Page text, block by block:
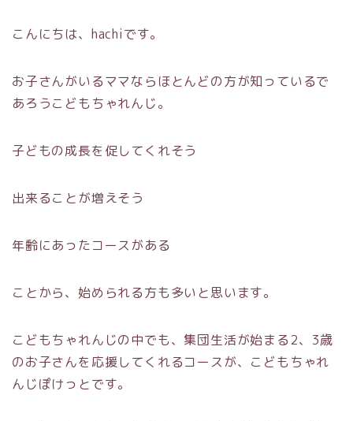
こんにちは、hachiです。
お子さんがいるママならほとんどの方が知っているで
あろうこどもちゃれんじ。
子どもの成長を促してくれそう
出来ることが増えそう
年齢にあったコースがある
ことから、始められる方も多いと思います。
こどもちゃれんじの中でも、集団生活が始まる2、3歳
のお子さんを応援してくれるコースが、こどもちゃれ
んじぽけっとです。